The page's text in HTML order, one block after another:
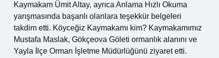
Kaymakam Ümit Altay, ayrıca Anlama Hızlı Okuma
yarışmasında başarılı olanlara teşekkür belgeleri
takdim etti. Köyceğiz Kaymakamı kim? Kaymakamımız
Mustafa Maslak, Gökçeova Göleti ormanlık alanını ve
Yayla İlçe Orman İşletme Müdürlüğünü ziyaret etti.